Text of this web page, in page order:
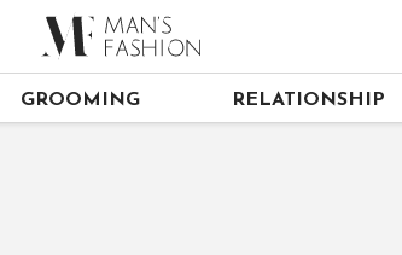
GROOMING RELATIONSHIP